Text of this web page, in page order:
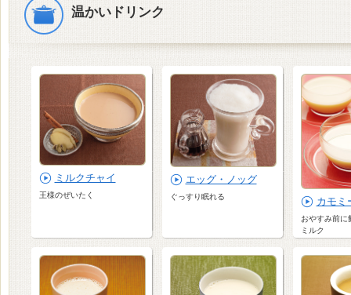
温かいドリンク
ミルクチャイ
王様のぜいたく
エッグ・ノッグ
ぐっすり眠れる カモミ
おやすみ前に
ミルク